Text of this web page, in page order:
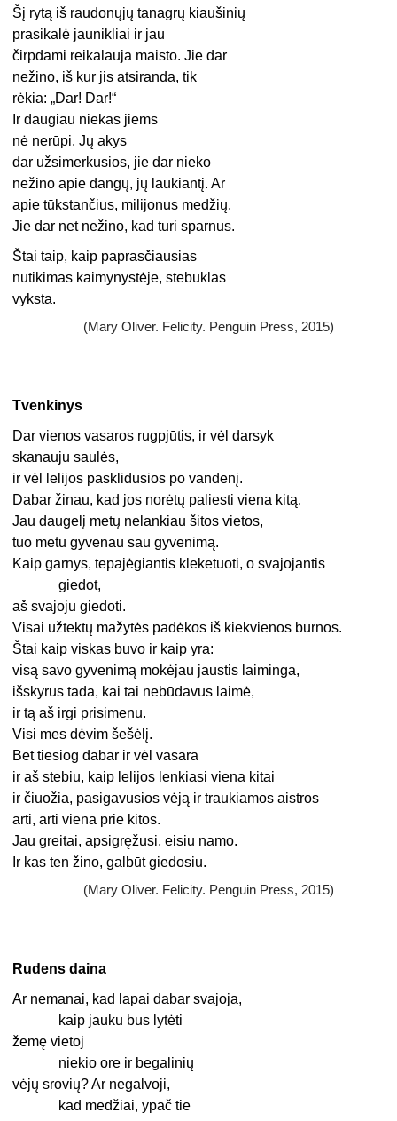
Šį rytą iš raudonųjų tanagrų kiaušinių
prasikalė jaunikliai ir jau
čirpdami reikalauja maisto. Jie dar
nežino, iš kur jis atsiranda, tik
rėkia: „Dar! Dar!“
Ir daugiau niekas jiems
nė nerūpi. Jų akys
dar užsimerkusios, jie dar nieko
nežino apie dangų, jų laukiantį. Ar
apie tūkstančius, milijonus medžių.
Jie dar net nežino, kad turi sparnus.
Štai taip, kaip paprasčiausias
nutikimas kaimynystėje, stebuklas
vyksta.
(Mary Oliver. Felicity. Penguin Press, 2015)
Tvenkinys
Dar vienos vasaros rugpjūtis, ir vėl darsyk
skanauju saulės,
ir vėl lelijos pasklidusios po vandenį.
Dabar žinau, kad jos norėtų paliesti viena kitą.
Jau daugelį metų nelankiau šitos vietos,
tuo metu gyvenau sau gyvenimą.
Kaip garnys, tepajėgiantis kleketuoti, o svajojantis
giedot,
aš svajoju giedoti.
Visai užtektų mažytės padėkos iš kiekvienos burnos.
Štai kaip viskas buvo ir kaip yra:
visą savo gyvenimą mokėjau jaustis laiminga,
išskyrus tada, kai tai nebūdavus laimė,
ir tą aš irgi prisimenu.
Visi mes dėvim šešėlį.
Bet tiesiog dabar ir vėl vasara
ir aš stebiu, kaip lelijos lenkiasi viena kitai
ir čiuožia, pasigavusios vėją ir traukiamos aistros
arti, arti viena prie kitos.
Jau greitai, apsigręžusi, eisiu namo.
Ir kas ten žino, galbūt giedosiu.
(Mary Oliver. Felicity. Penguin Press, 2015)
Rudens daina
Ar nemanai, kad lapai dabar svajoja,
kaip jauku bus lytėti
žemę vietoj
niekio ore ir begalinių
vėjų srovių? Ar negalvoji,
kad medžiai, ypač tie